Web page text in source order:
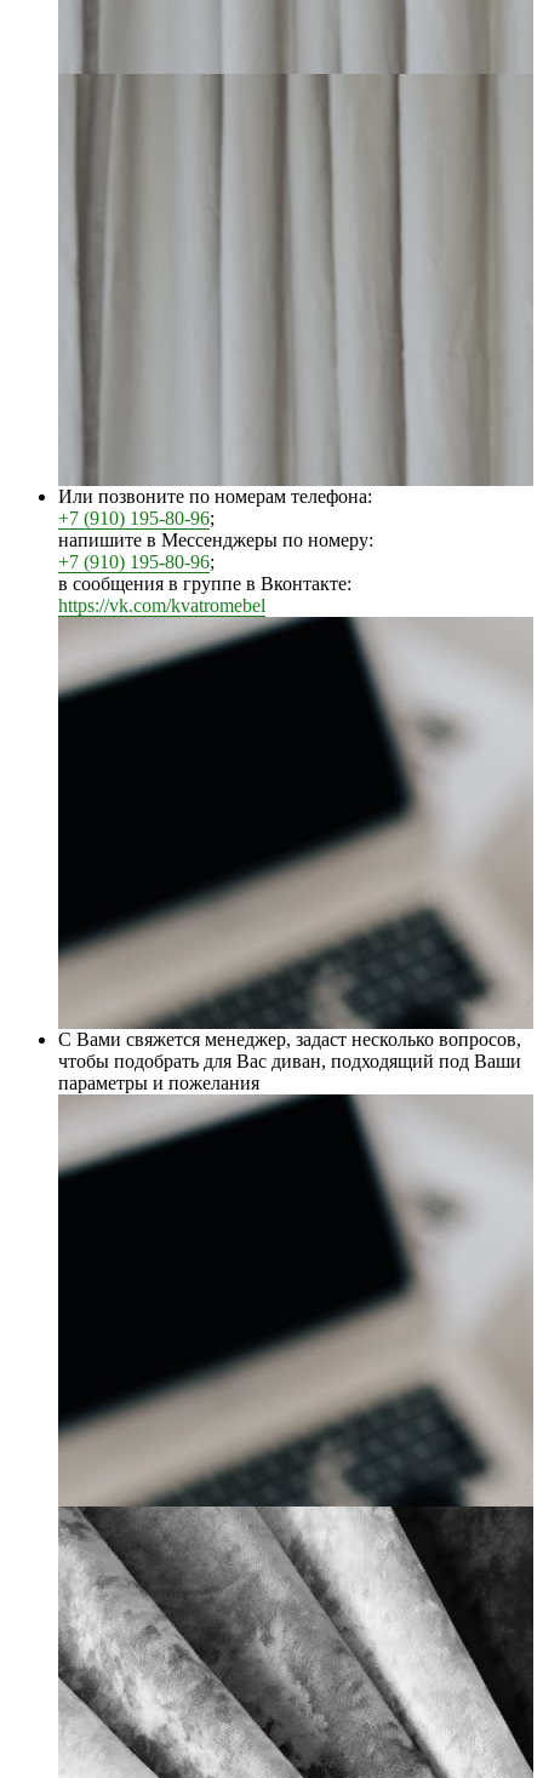
Или позвоните по номерам телефона:
+7 (910) 195-80-96;
напишите в Мессенджеры по номеру:
+7 (910) 195-80-96;
в сообщения в группе в Вконтакте:
https://vk.com/kvatromebel
С Вами свяжется менеджер, задаст несколько вопросов,
чтобы подобрать для Вас диван, подходящий под Ваши
параметры и пожелания